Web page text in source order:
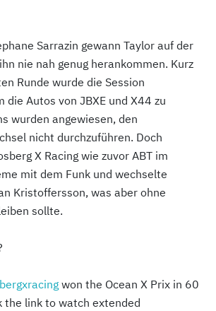
Sarrazin gewann Taylor auf der
nie nah genug herankommen. Kurz
Runde wurde die Session
die Autos von JBXE und X44 zu
wurden angewiesen, den
nicht durchzuführen. Doch
X Racing wie zuvor ABT im
mit dem Funk und wechselte
Kristoffersson, was aber ohne
sollte.
won the Ocean X Prix in 60
the link to watch extended